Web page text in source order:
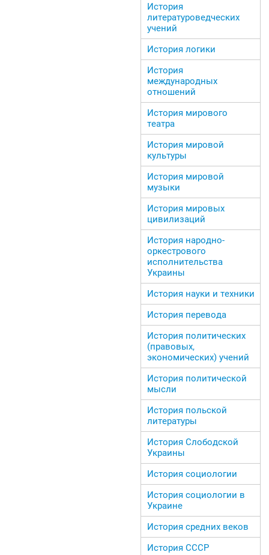
История
литературоведческих
учений
История логики
История
международных
отношений
История мирового
театра
История мировой
культуры
История мировой
музыки
История мировых
цивилизаций
История народно-
оркестрового
исполнительства
Украины
История науки и техники
История перевода
История политических
(правовых,
экономических) учений
История политической
мысли
История польской
литературы
История Слободской
Украины
История социологии
История социологии в
Украине
История средних веков
История СССР